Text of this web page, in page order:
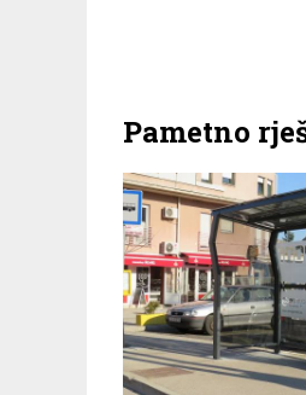
Pametno